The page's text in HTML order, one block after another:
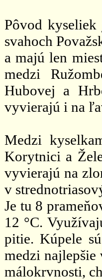
Pôvod
svahoch
a majú len
medzi
Hubovej a
vyvierajú i na
Medzi
Korytnici a
vyvierajú na
v
Je tu 8
12 °C.
pitie. Kúpele
medzi
málokrvnosti,